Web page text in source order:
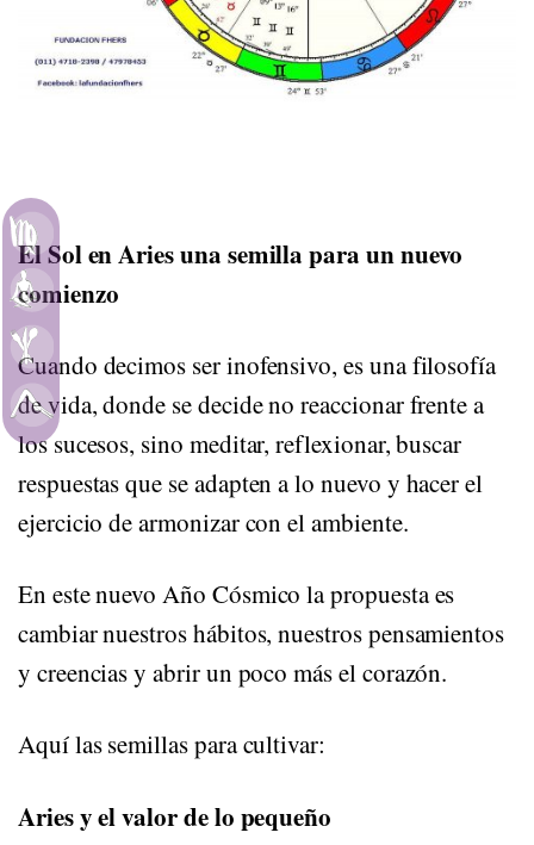
El Sol en Aries una semilla para un nuevo
comienzo
Cuando decimos ser inofensivo, es una filosofía
de vida, donde se decide no reaccionar frente a
los sucesos, sino meditar, reflexionar, buscar
respuestas que se adapten a lo nuevo y hacer el
ejercicio de armonizar con el ambiente.
En este nuevo Año Cósmico la propuesta es
cambiar nuestros hábitos, nuestros pensamientos
y creencias y abrir un poco más el corazón.
Aquí las semillas para cultivar:
Aries y el valor de lo pequeño
Meditación
Movimiento